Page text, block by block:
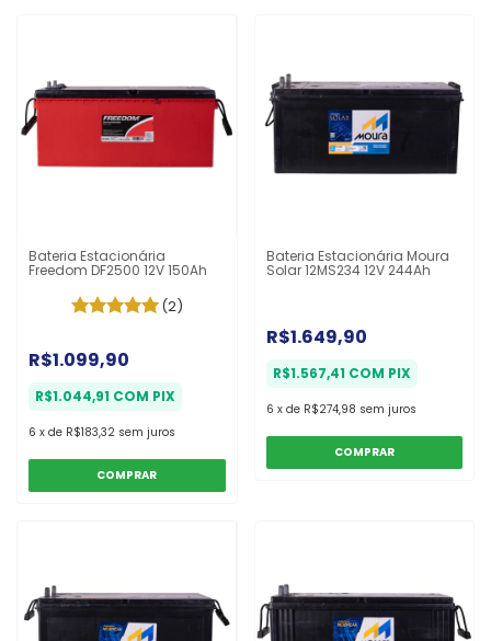
Bateria Estacionária
Freedom DF2500 12V 150Ah
(2)
R$1.099,90
R$1.044,91 COM PIX
6 x de R$183,32 sem juros
COMPRAR
Bateria Estacionária Moura
Solar 12MS234 12V 244Ah
R$1.649,90
R$1.567,41 COM PIX
6 x de R$274,98 sem juros
COMPRAR